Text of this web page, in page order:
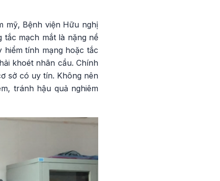
mỹ, Bệnh viện Hữu nghị
tắc mạch mắt là nặng nề
tính mạng hoặc tắc
khoét nhãn cầu. Chính
sở có uy tín. Không nên
tránh hậu quả nghiêm